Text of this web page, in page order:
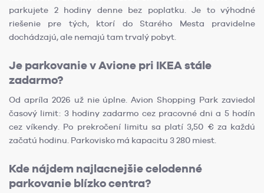
parkujete 2 hodiny denne bez poplatku. Je to výhodné
riešenie pre tých, ktorí do Starého Mesta pravidelne
dochádzajú, ale nemajú tam trvalý pobyt.
Je parkovanie v Avione pri IKEA stále
zadarmo?
Od apríla 2026 už nie úplne. Avion Shopping Park zaviedol
časový limit: 3 hodiny zadarmo cez pracovné dni a 5 hodín
cez víkendy. Po prekročení limitu sa platí 3,50 € za každú
začatú hodinu. Parkovisko má kapacitu 3 280 miest.
Kde nájdem najlacnejšie celodenné
parkovanie blízko centra?